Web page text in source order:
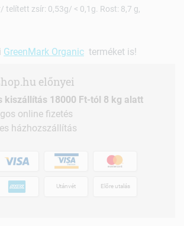
telített zsír: 0,53g/ < 0,1g. Rost: 8,7 g,
GreenMark Organic terméket is!
előnyei
kiszállítás 18000 Ft-tól 8 kg alatt
online fizetés
házhozszállítás
Utánvét Előre utalás